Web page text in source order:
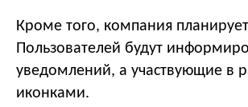
Кроме того, компания
Пользователей будут
уведомлений, а участвующие в
иконками.